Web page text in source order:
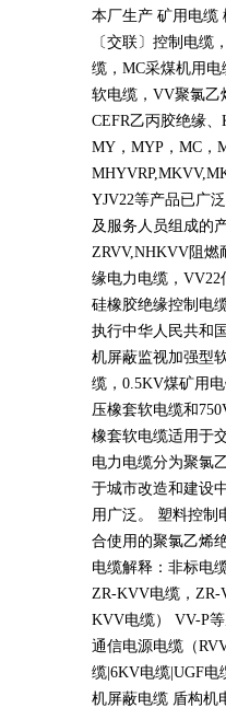
本厂生产 矿用电缆
〔交联〕控制电缆
缆， MC采煤机用电
软电缆， VV聚氯乙
CEFR乙丙胶绝缘、
MY ， MYP ， MC ，
YJV22等产品已广
及服务人员组成的
ZRVV,NHKVV阻燃
缘电力电缆， VV22
硅橡胶绝缘控制电
执行中华人民共和
机屏蔽监视加强型
缆， 0.5KV煤矿用
压橡套软电缆和
橡套软电缆适用于
电力电缆分为聚氯
于城市改造和建设
用广泛。 塑料控制
合使用的聚氯乙烯
电缆解释：非标电
ZR-KVV电缆， ZR-
KVV电缆） VV-P
通信电源电缆（
缆 |6KV电缆 |UGF电
机屏蔽电缆 盾构机